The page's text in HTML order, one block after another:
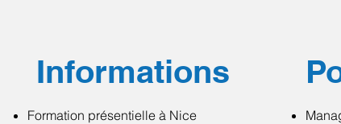
Informations
Formation présentielle à Nice